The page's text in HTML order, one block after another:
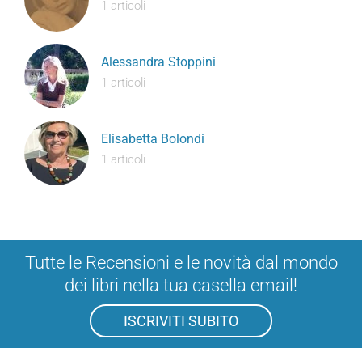
1 articoli
Alessandra Stoppini
1 articoli
Elisabetta Bolondi
1 articoli
Tutte le Recensioni e le novità dal mondo
dei libri nella tua casella email!
ISCRIVITI SUBITO